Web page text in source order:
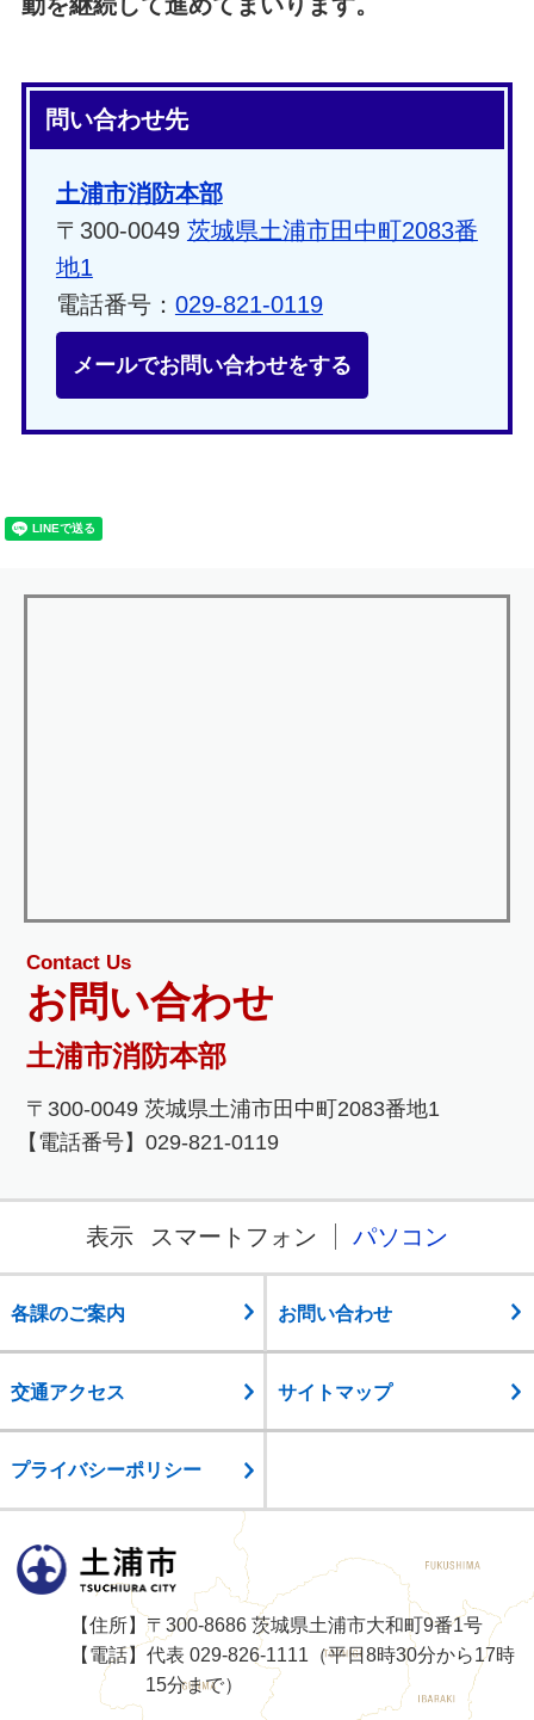
問い合わせ先
土浦市消防本部
〒300-0049 茨城県土浦市田中町2083番
地1
電話番号： 029-821-0119
メールでお問い合わせをする
Contact Us
お問い合わせ
土浦市消防本部
〒300-0049 茨城県土浦市田中町2083番地1
【電話番号】029-821-0119
表示 スマートフォン パソコン
各課のご案内 お問い合わせ
交通アクセス サイトマップ
プライバシーポリシー
土浦市
【住所】〒300-8686 茨城県土浦市大和町9番1号
【電話】代表 029-826-1111（平日8時30分から17時
15分まで）